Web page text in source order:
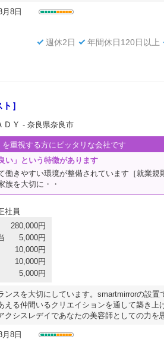
8日
週休2日 年間休日120日以上
］
ＤＹ - 奈良県奈良市
を重視する方にピッタリな会社です
い」という特徴があります
働きやすい環境が整備されています［就業規
族を大切に・・
社員
280,000円
5,000円
10,000円
10,000円
5,000円
ンスを大切にしています。smartmirrorの設
える仲間いるクリエイションを通して築き上
クシスレデイであなたの美容師としての力を
8日